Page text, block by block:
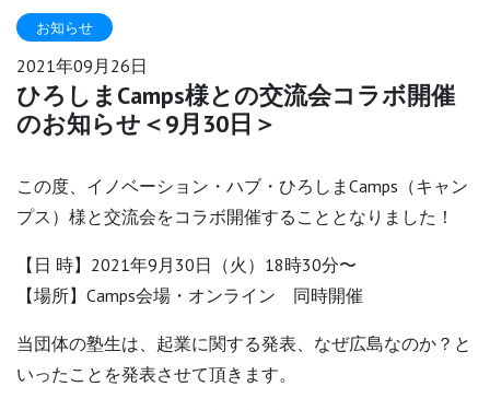
2021年09月26日
ひろしまCamps様との交流会コラボ開催
のお知らせ＜9月30日＞
この度、イノベーション・ハブ・ひろしまCamps（キャン
プス）様と交流会をコラボ開催することとなりました！
【日 時】2021年9月30日（火）18時30分〜
【場所】Camps会場・オンライン 同時開催
当団体の塾生は、起業に関する発表、なぜ広島なのか？と
いったことを発表させて頂きます。